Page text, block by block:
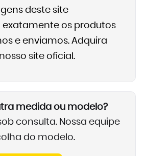
deste site
os produtos
e enviamos. Adquira
site oficial.
medida ou modelo?
consulta. Nossa equipe
do modelo.